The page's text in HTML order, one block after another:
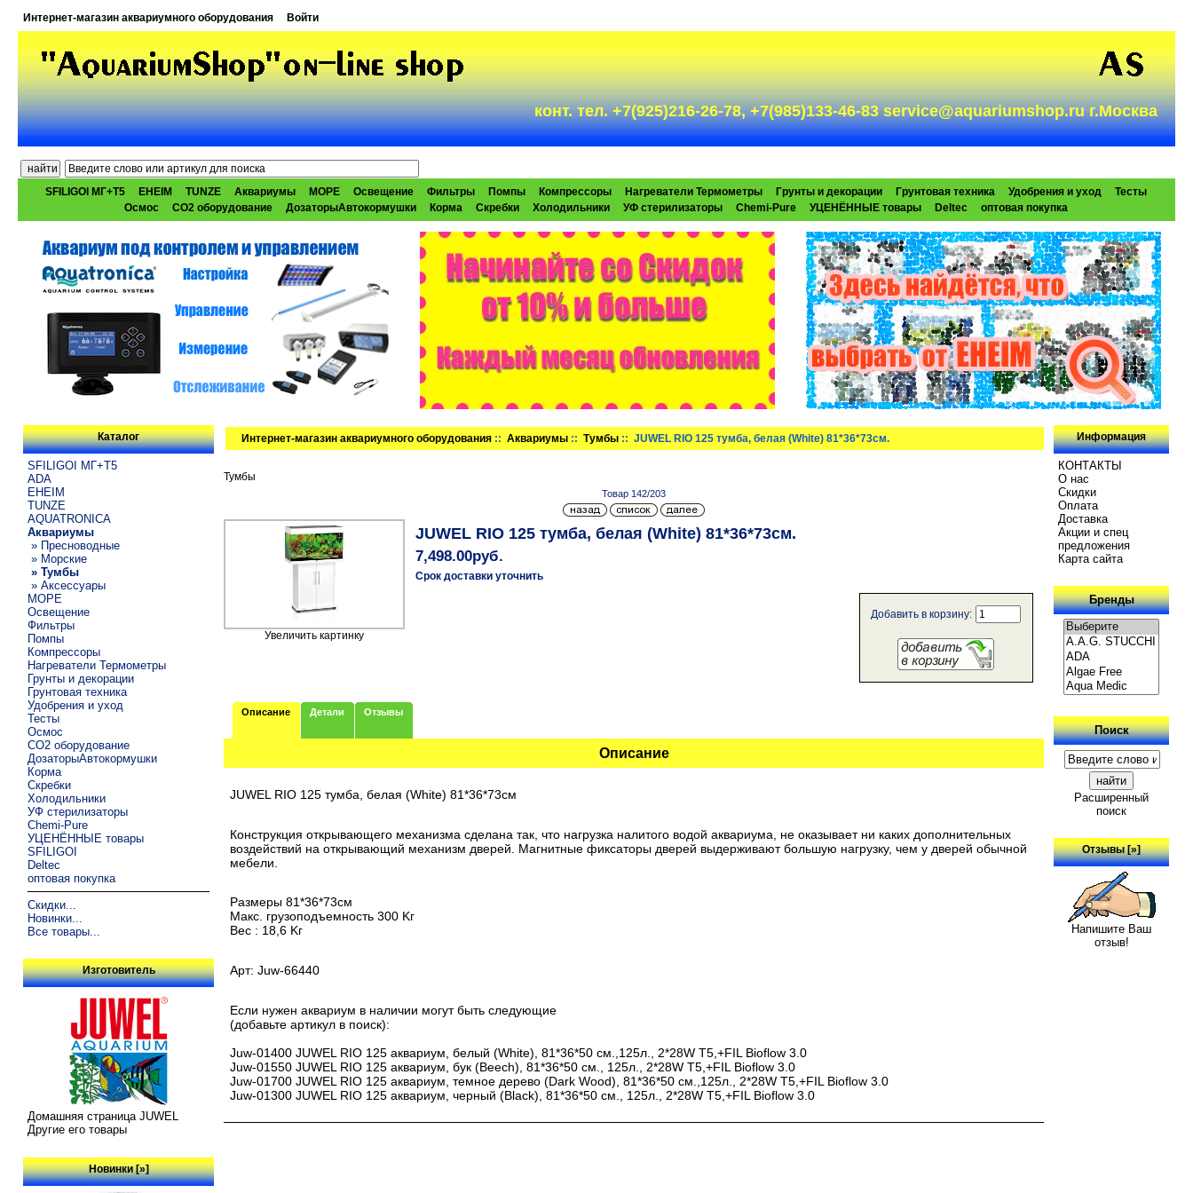
Интернет-магазин аквариумного оборудования Войти
конт. тел. +7(925)216-26-78, +7(985)133-46-83 service@aquariumshop.ru г.Москва
SFILIGOI МГ+Т5 EHEIM TUNZE Аквариумы МОРЕ Освещение Фильтры Помпы Компрессоры Нагреватели Термометры Грунты и декорации Грунтовая техника Удобрения и уход
Тесты
Осмос
CO2 оборудование ДозаторыАвтокормушки Корма Скребки Холодильники УФ стерилизаторы Chemi-Pure УЦЕНЁННЫЕ товары Deltec оптовая покупка
Каталог
SFILIGOI МГ+Т5
ADA
EHEIM
TUNZE
AQUATRONICA
Аквариумы
» Пресноводные
» Морские
» Тумбы
» Аксессуары
МОРЕ
Освещение
Фильтры
Помпы
Компрессоры
Нагреватели Термометры
Грунты и декорации
Грунтовая техника
Удобрения и уход
Тесты
Осмос
CO2 оборудование
ДозаторыАвтокормушки
Корма
Скребки
Холодильники
УФ стерилизаторы
Chemi-Pure
УЦЕНЁННЫЕ товары
SFILIGOI
Deltec
оптовая покупка
Скидки...
Новинки...
Все товары...
Изготовитель
Домашняя страница JUWEL
Другие его товары
Новинки [»]
Интернет-магазин аквариумного оборудования ::Аквариумы ::Тумбы :: JUWEL RIO 125 тумба, белая (White) 81*36*73см.
Тумбы
Товар 142/203
Увеличить картинку
JUWEL RIO 125 тумба, белая (White) 81*36*73см.
7,498.00руб.
Срок доставки уточнить
Добавить в корзину:
Описание Детали Отзывы
Описание
JUWEL RIO 125 тумба, белая (White) 81*36*73см
Конструкция открывающего механизма сделана так, что нагрузка налитого водой аквариума, не оказывает ни каких дополнительных
воздействий на открывающий механизм дверей. Магнитные фиксаторы дверей выдерживают большую нагрузку, чем у дверей обычной
мебели.
Размеры 81*36*73см
Макс. грузоподъемность 300 Kг
Вес : 18,6 Kг
Арт: Juw-66440
Если нужен аквариум в наличии могут быть следующие
(добавьте артикул в поиск):
Juw-01400 JUWEL RIO 125 аквариум, белый (White), 81*36*50 см.,125л., 2*28W Т5,+FIL Bioflow 3.0
Juw-01550 JUWEL RIO 125 аквариум, бук (Beech), 81*36*50 см., 125л., 2*28W Т5,+FIL Bioflow 3.0
Juw-01700 JUWEL RIO 125 аквариум, темное дерево (Dark Wood), 81*36*50 см.,125л., 2*28W Т5,+FIL Bioflow 3.0
Juw-01300 JUWEL RIO 125 аквариум, черный (Black), 81*36*50 см., 125л., 2*28W Т5,+FIL Bioflow 3.0
Информация
КОНТАКТЫ
О нас
Скидки
Oплатa
Доставка
Акции и спец
предложения
Карта сайта
Бренды
Поиск
Расширенный
поиск
Отзывы [»]
Напишите Ваш
отзыв!